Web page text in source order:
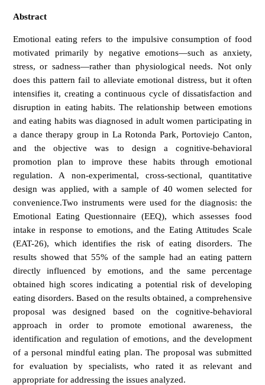
Abstract
Emotional eating refers to the impulsive consumption of food
motivated primarily by negative emotions—such as anxiety,
stress, or sadness—rather than physiological needs. Not only
does this pattern fail to alleviate emotional distress, but it often
intensifies it, creating a continuous cycle of dissatisfaction and
disruption in eating habits. The relationship between emotions
and eating habits was diagnosed in adult women participating in
a dance therapy group in La Rotonda Park, Portoviejo Canton,
and the objective was to design a cognitive-behavioral
promotion plan to improve these habits through emotional
regulation. A non-experimental, cross-sectional, quantitative
design was applied, with a sample of 40 women selected for
convenience.Two instruments were used for the diagnosis: the
Emotional Eating Questionnaire (EEQ), which assesses food
intake in response to emotions, and the Eating Attitudes Scale
(EAT-26), which identifies the risk of eating disorders. The
results showed that 55% of the sample had an eating pattern
directly influenced by emotions, and the same percentage
obtained high scores indicating a potential risk of developing
eating disorders. Based on the results obtained, a comprehensive
proposal was designed based on the cognitive-behavioral
approach in order to promote emotional awareness, the
identification and regulation of emotions, and the development
of a personal mindful eating plan. The proposal was submitted
for evaluation by specialists, who rated it as relevant and
appropriate for addressing the issues analyzed.